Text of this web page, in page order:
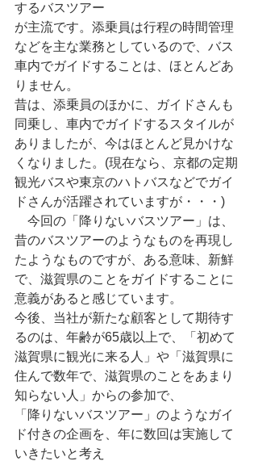
するバスツアー
が主流です。添乗員は行程の時間管理
などを主な業務としているので、バス
車内でガイドすることは、ほとんどあ
りません。
昔は、添乗員のほかに、ガイドさんも
同乗し、車内でガイドするスタイルが
ありましたが、今はほとんど見かけな
くなりました。(現在なら、京都の定期
観光バスや東京のハトバスなどでガイ
ドさんが活躍されていますが・・・)
今回の「降りないバスツアー」は、
昔のバスツアーのようなものを再現し
たようなものですが、ある意味、新鮮
で、滋賀県のことをガイドすることに
意義があると感じています。
今後、当社が新たな顧客として期待す
るのは、年齢が65歳以上で、「初めて
滋賀県に観光に来る人」や「滋賀県に
住んで数年で、滋賀県のことをあまり
知らない人」からの参加で、
「降りないバスツアー」のようなガイ
ド付きの企画を、年に数回は実施して
いきたいと考え